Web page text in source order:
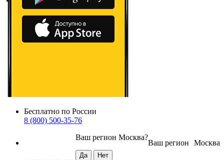
Бесплатно по России
8 (800) 500-35-76
Москва
Ваш регион
Ваш регион Москва?